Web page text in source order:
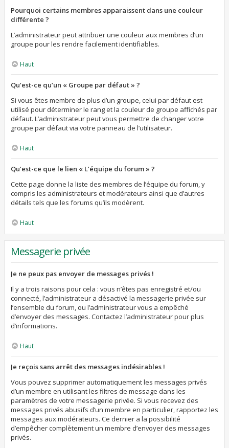
Pourquoi certains membres apparaissent dans une couleur
différente ?
L’administrateur peut attribuer une couleur aux membres d’un
groupe pour les rendre facilement identifiables.
Haut
Qu’est-ce qu’un « Groupe par défaut » ?
Si vous êtes membre de plus d’un groupe, celui par défaut est
utilisé pour déterminer le rang et la couleur de groupe affichés par
défaut. L’administrateur peut vous permettre de changer votre
groupe par défaut via votre panneau de l’utilisateur.
Haut
Qu’est-ce que le lien « L’équipe du forum » ?
Cette page donne la liste des membres de l’équipe du forum, y
compris les administrateurs et modérateurs ainsi que d’autres
détails tels que les forums qu’ils modèrent.
Haut
Messagerie privée
Je ne peux pas envoyer de messages privés !
Il y a trois raisons pour cela : vous n’êtes pas enregistré et/ou
connecté, l’administrateur a désactivé la messagerie privée sur
l’ensemble du forum, ou l’administrateur vous a empêché
d’envoyer des messages. Contactez l’administrateur pour plus
d’informations.
Haut
Je reçois sans arrêt des messages indésirables !
Vous pouvez supprimer automatiquement les messages privés
d’un membre en utilisant les filtres de message dans les
paramètres de votre messagerie privée. Si vous recevez des
messages privés abusifs d’un membre en particulier, rapportez les
messages aux modérateurs. Ce dernier a la possibilité
d’empêcher complètement un membre d’envoyer des messages
privés.